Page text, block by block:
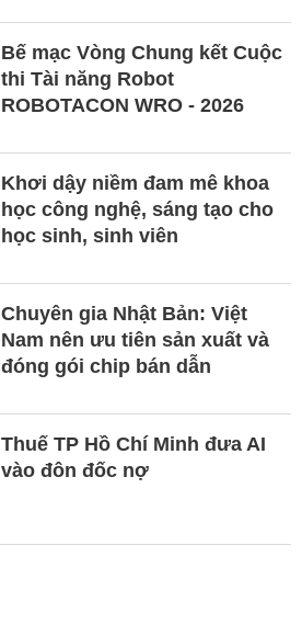
Bế mạc Vòng Chung kết Cuộc
thi Tài năng Robot
ROBOTACON WRO - 2026
Khơi dậy niềm đam mê khoa
học công nghệ, sáng tạo cho
học sinh, sinh viên
Chuyên gia Nhật Bản: Việt
Nam nên ưu tiên sản xuất và
đóng gói chip bán dẫn
Thuế TP Hồ Chí Minh đưa AI
vào đôn đốc nợ